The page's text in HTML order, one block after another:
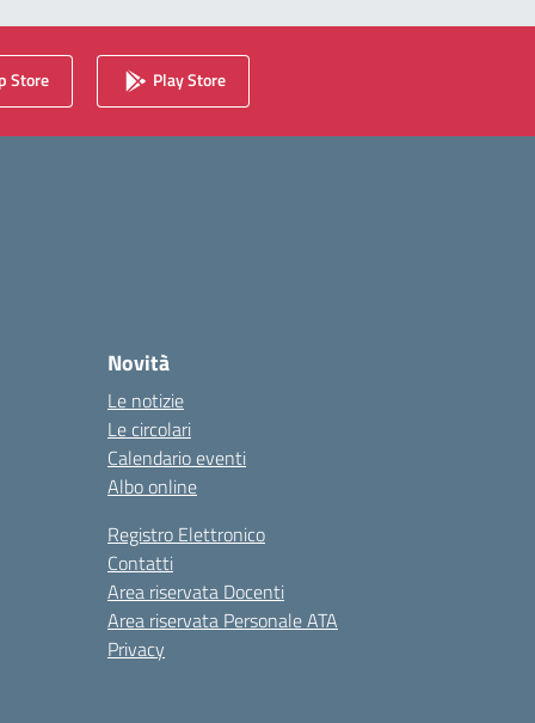
Store Play Store
Novità
Le notizie
Le circolari
Calendario eventi
Albo online
Registro Elettronico
Contatti
Area riservata Docenti
Area riservata Personale ATA
Privacy